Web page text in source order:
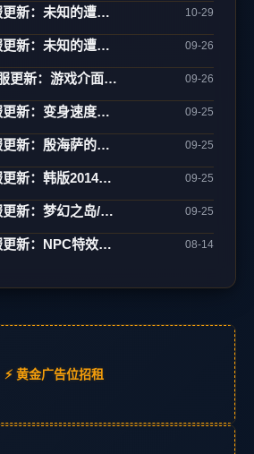
【KR】10/29 正服更新：未知的遭遇(3)-傲慢之塔/新武防/活动 10-29
【KR】10/01 正服更新：未知的遭遇(1)-制作/82-85变身/古巨墓/雾月岛 09-26
【KTS】08/21 测服更新：游戏介面翻新(宽萤幕)/强化特效/角色辅助 09-26
【KR】09/24 正服更新：变身速度新增85级 09-25
【KR】09/17 正服更新：殷海萨的祝福(更新) 09-25
【KR】09/03 正服更新：韩版2014中秋活动 09-25
【KR】08/20 正服更新：梦幻之岛/网咖相关 09-25
【KR】08/13 正服更新：NPC特效变更/网咖活动 08-14
⚡ 黄金广告位招租